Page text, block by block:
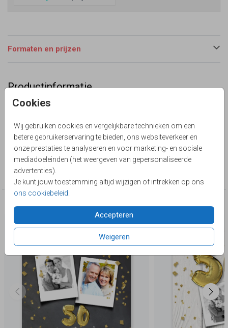
Cookies
Wij gebruiken cookies en vergelijkbare technieken om een
betere gebruikerservaring te bieden, ons websiteverkeer en
onze prestaties te analyseren en voor marketing- en sociale
mediadoeleinden (het weergeven van gepersonaliseerde
advertenties).
Je kunt jouw toestemming altijd wijzigen of intrekken op ons
ons cookiebeleid
Accepteren
Weigeren
Formaten en prijzen
Productinformatie
Omschrijving
maken! Alles is zelf te bewerken.
Lievez
Collectie
50 jaar getrouwd
Deze producten zijn wellicht ook iets voor je